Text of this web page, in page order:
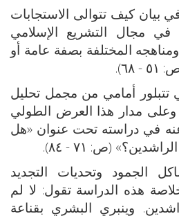
بيان كيف تتوالى الاستجابات
في مجال التشريع الإسلامي
المختلفة بصفة عامة أو
تتبلور أمامي من مجمل تحليل
مدار هذا العرض الطولي
في دراسته تحت عنوان «هل
(ص: ٧١ - ٨٤).
الجمود وتحديات التجديد
هذه الدراسة تقول: لا لم
وينبري البشري بقناعة